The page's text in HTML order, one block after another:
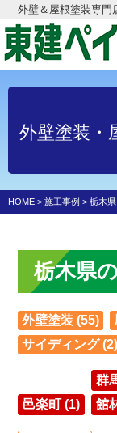
外壁＆屋根塗装専門
外壁塗装・
HOME > 施工事例 > 栃木県
栃木県
外壁塗装 (55)
サイディング (2)
邑楽町 (1)
群
館